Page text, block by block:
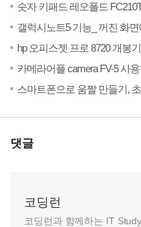
숫자 키패드 레오폴드
갤럭시노트5 기능_ 꺼진 화
hp 오피스젯 프로 8720 개봉
카메라어플 camera FV-5 사
스마트폰으로 움짤 만들기,
댓글
코딩런
코딩런과 함께하는 IT